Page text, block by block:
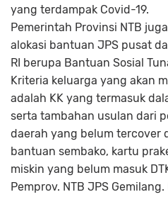
yang terdampak Covid-19.
Pemerintah Provinsi NTB
alokasi bantuan JPS pusat
RI berupa Bantuan Sosial
Kriteria keluarga yang akan
adalah KK yang termasuk
serta tambahan usulan dari
daerah yang belum tercover
bantuan sembako, kartu
miskin yang belum masuk
Pemprov. NTB JPS